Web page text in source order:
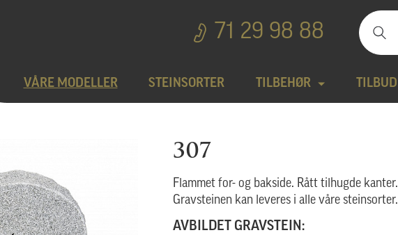
71 29 98 88
VÅRE MODELLER STEINSORTER TILBEHØR TILBUD
Bronse
307
Flammet for- og bakside. Rått tilhugde kanter.
Gravsteinen kan leveres i alle våre steinsorter.
AVBILDET GRAVSTEIN: